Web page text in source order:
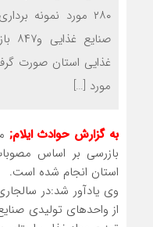
۲۸۰ مورد نمونه
مورد […]
به گزارش حوادث ایلام;
بازرسی بر اساس
استان انجام شده است.